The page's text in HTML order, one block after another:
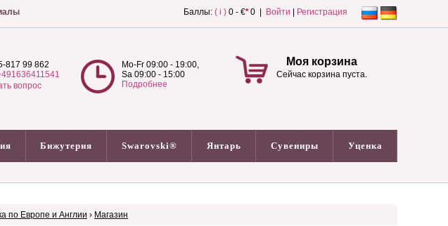
Баллы: ( i ) 0 - €*0 | Войти Регистрация
817 99 862
вопрос
Mo-Fr 09:00 - 19:00,
Sa 09:00 - 15:00
Подробнее
Моя корзина
Сейчас корзина пуста.
Бижутерия Swarovski® Янтарь Сувениры Уценка
по Европе и Англии › Магазин